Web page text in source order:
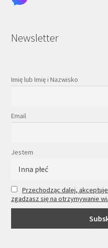
Newsletter
Imię lub Imię i Nazwisko
Email
Jestem
Przechodząc dalej,
zgadzasz się na otrzymywanie